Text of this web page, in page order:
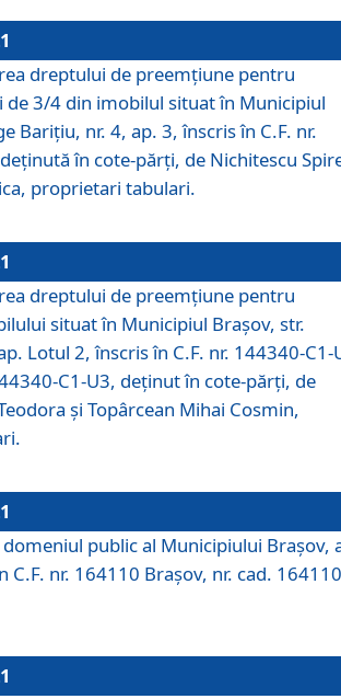
dreptului de preemţiune pentru
de 3/4 din imobilul situat în Municipiul
Barițiu, nr. 4, ap. 3, înscris în C.F. nr.
în cote-părți, de Nichitescu
proprietari tabulari.
dreptului de preemţiune pentru
situat în Municipiul Braşov, str.
Lotul 2, înscris în C.F. nr. 144340-C1-
C1-U3, deținut în cote-părți, de
și Topârcean Mihai Cosmin,
domeniul public al Municipiului Braşov,
C.F. nr. 164110 Brașov, nr. cad.